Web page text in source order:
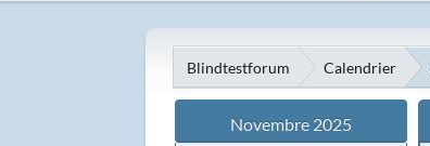
Blindtestforum Calendrier
Novembre 2025